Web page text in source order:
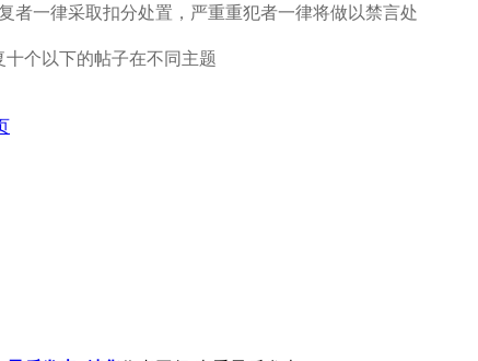
者一律采取扣分处置，严重重犯者一律将做以禁言处
个以下的帖子在不同主题